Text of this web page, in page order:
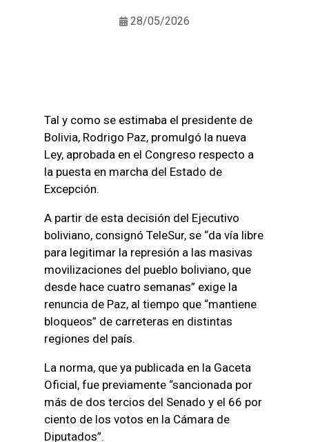
28/05/2026
Tal y como se estimaba el presidente de
Bolivia, Rodrigo Paz, promulgó la nueva
Ley, aprobada en el Congreso respecto a
la puesta en marcha del Estado de
Excepción.
A partir de esta decisión del Ejecutivo
boliviano, consignó TeleSur, se “da vía libre
para legitimar la represión a las masivas
movilizaciones del pueblo boliviano, que
desde hace cuatro semanas” exige la
renuncia de Paz, al tiempo que “mantiene
bloqueos” de carreteras en distintas
regiones del país.
La norma, que ya publicada en la Gaceta
Oficial, fue previamente “sancionada por
más de dos tercios del Senado y el 66 por
ciento de los votos en la Cámara de
Diputados”.